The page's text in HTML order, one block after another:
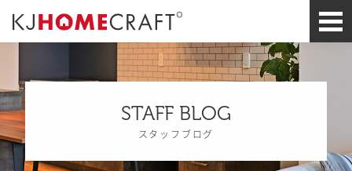
STAFF BLOG
スタッフブログ